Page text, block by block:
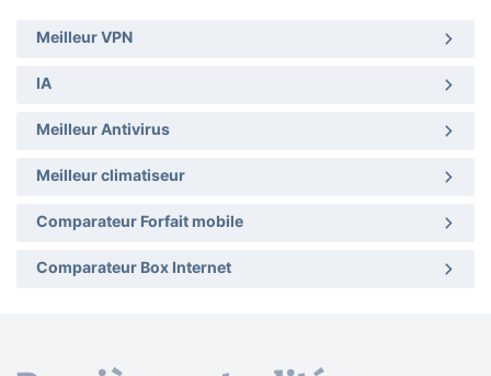
Meilleur VPN
IA
Meilleur Antivirus
Meilleur climatiseur
Comparateur Forfait mobile
Comparateur Box Internet